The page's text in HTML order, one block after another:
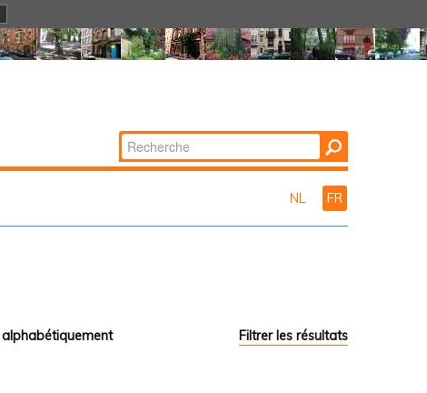
Chercher par
Recherche
NL FR
Filtrer les résultats
alphabétiquement